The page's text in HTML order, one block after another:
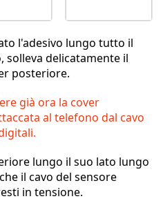
l'adesivo lungo tutto il
delicatamente il
posteriore.
già ora la cover
al telefono dal cavo
lungo il suo lato lungo
il cavo del sensore
in tensione.